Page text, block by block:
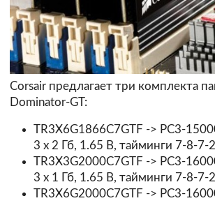
Corsair предлагает три комплекта
Dominator-GT:
TR3X6G1866C7GTF -> PC3-
3 х 2 Гб, 1.65 В, тайминги 7-8-7-
TR3X3G2000C7GTF -> PC3-
3 x 1 Гб, 1.65 В, тайминги 7-8-7-
TR3X6G2000C7GTF -> PC3-